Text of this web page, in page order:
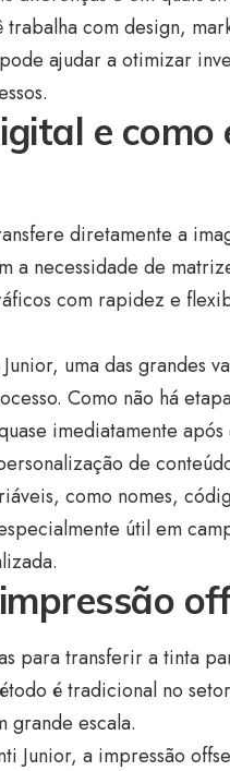
com design,
ajudar a otimizar
e como
diretamente a
necessidade de
com rapidez e
uma das grandes
Como não há
imediatamente
de
como nomes,
útil em
para transferir a tinta
é tradicional no
grande escala.
Junior, a impressão